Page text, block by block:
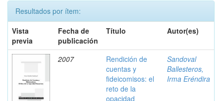
Resultados por ítem:
Vista
previa
Fecha de
publicación
Título Autor(es)
2007
Rendición de
cuentas y
fideicomisos: el
reto de la
opacidad
Sandoval
Ballesteros,
Irma Eréndira